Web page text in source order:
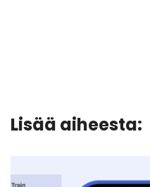
Lisää aiheesta: